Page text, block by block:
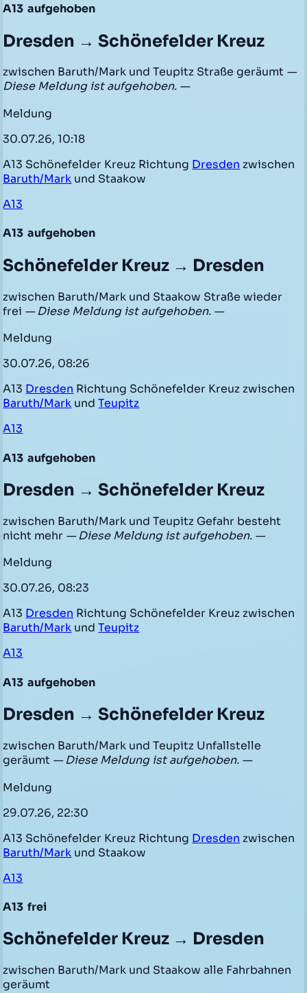
A13 aufgehoben
Dresden → Schönefelder Kreuz
zwischen Baruth/Mark und Teupitz Straße geräumt —
Diese Meldung ist aufgehoben. —
Meldung
30.07.26, 10:18
A13 Schönefelder Kreuz Richtung Dresden zwischen
Baruth/Mark und Staakow
A13
A13 aufgehoben
Schönefelder Kreuz → Dresden
zwischen Baruth/Mark und Staakow Straße wieder
frei — Diese Meldung ist aufgehoben. —
Meldung
30.07.26, 08:26
A13 Dresden Richtung Schönefelder Kreuz zwischen
Baruth/Mark undTeupitz
A13
A13 aufgehoben
Dresden → Schönefelder Kreuz
zwischen Baruth/Mark und Teupitz Gefahr besteht
nicht mehr — Diese Meldung ist aufgehoben. —
Meldung
30.07.26, 08:23
A13 Dresden Richtung Schönefelder Kreuz zwischen
Baruth/Mark undTeupitz
A13
A13 aufgehoben
Dresden → Schönefelder Kreuz
zwischen Baruth/Mark und Teupitz Unfallstelle
geräumt — Diese Meldung ist aufgehoben. —
Meldung
29.07.26, 22:30
A13 Schönefelder Kreuz Richtung Dresden zwischen
Baruth/Mark und Staakow
A13
A13 frei
Schönefelder Kreuz → Dresden
zwischen Baruth/Mark und Staakow alle Fahrbahnen
geräumt